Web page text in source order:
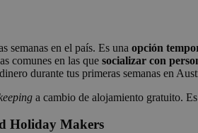
semanas en el país. Es una opción
comunes en las que socializar con
durante tus primeras semanas en
a cambio de alojamiento gratuito.
Holiday Makers